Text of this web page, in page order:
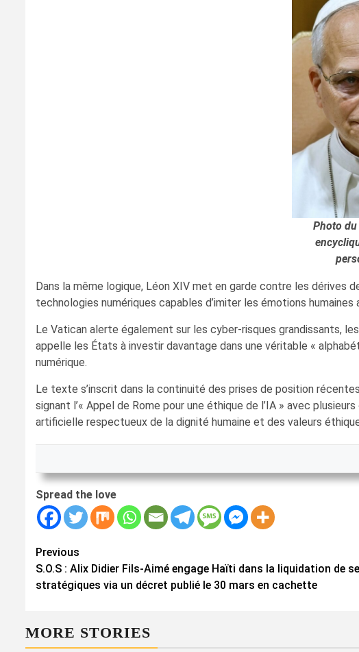
Photo du
Dans la même logique, Léon XIV met en garde contre les dérives
technologies numériques capables d’imiter les émotions
Le Vatican alerte également sur les cyber-risques grandissants,
appelle les États à investir davantage dans une véritable «
numérique.
Le texte s’inscrit dans la continuité des prises de position
signant l’« Appel de Rome pour une éthique de l’IA » avec
artificielle respectueux de la dignité humaine et des valeurs
Spread the love
Continue
Reading
Previous
S.O.S : Alix Didier Fils-Aimé engage Haïti dans la liquidation de
stratégiques via un décret publié le 30 mars en cachette
MORE STORIES